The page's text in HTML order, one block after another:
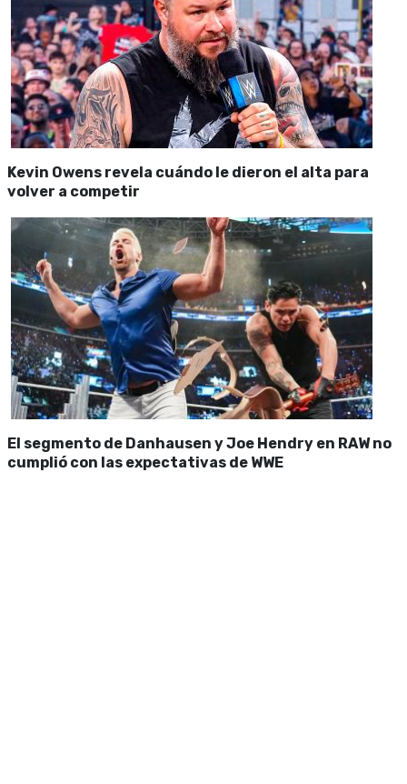
Kevin Owens revela cuándo le dieron el alta para
volver a competir
El segmento de Danhausen y Joe Hendry en RAW no
cumplió con las expectativas de WWE